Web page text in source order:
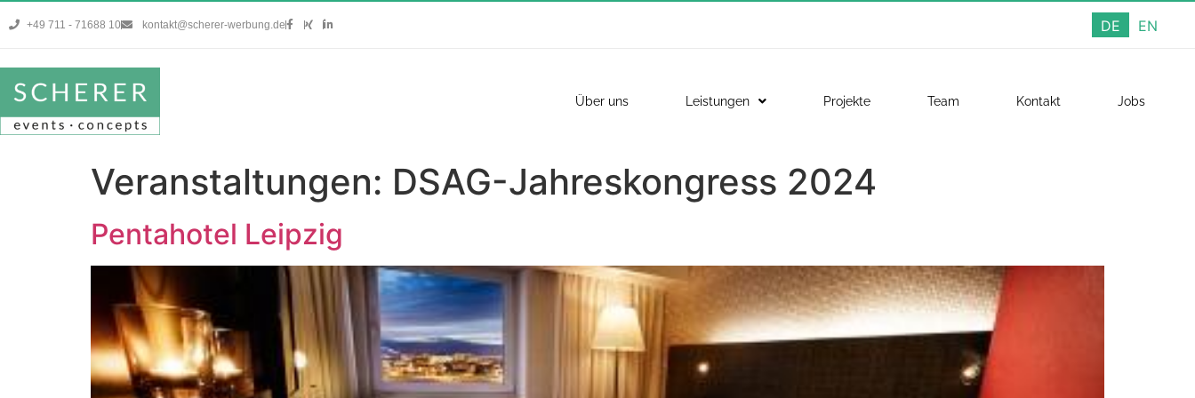
+49 711 - 71688 10 kontakt@scherer-werbung.de DE EN
Über uns Leistungen Projekte Team Kontakt Jobs
Veranstaltungen: DSAG-Jahreskongress 2024
Pentahotel Leipzig